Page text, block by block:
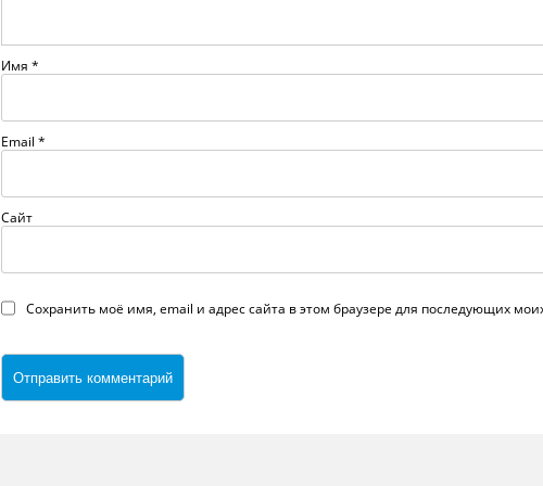
Имя *
Email *
Сайт
Сохранить моё имя, email и адрес сайта в этом браузере для последующих